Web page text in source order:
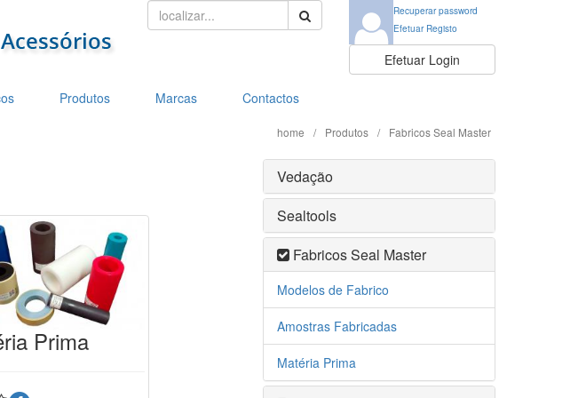
localizar:
Produtos Marcas Contactos
Recuperar password
Efetuar Registo
Efetuar Login
home / Produtos / Fabricos Seal Master
Prima
Vedação
Sealtools
Fabricos Seal Master
Modelos de Fabrico
Amostras Fabricadas
Matéria Prima